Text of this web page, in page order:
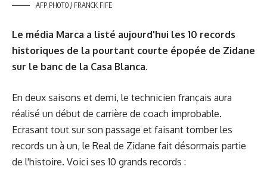
AFP PHOTO / FRANCK FIFE
Le média Marca a listé aujourd'hui les 10 records
historiques de la pourtant courte épopée de Zidane
sur le banc de la Casa Blanca.
En deux saisons et demi, le technicien français aura
réalisé un début de carrière de coach improbable.
Ecrasant tout sur son passage et faisant tomber les
records un à un, le Real de Zidane fait désormais partie
de l'histoire. Voici ses 10 grands records :